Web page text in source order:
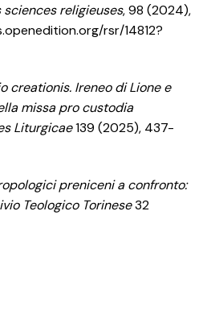
sciences religieuses, 98 (2024),
rsr/14812?
creationis. Ireneo di Lione e
missa pro custodia
Liturgicae139 (2025), 437-
preniceni a confronto:
Teologico Torinese32